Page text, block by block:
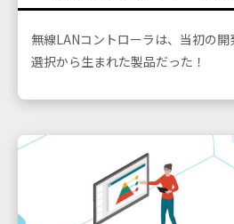
無線LANコントローラは、当初の
選択から生まれた製品だった！